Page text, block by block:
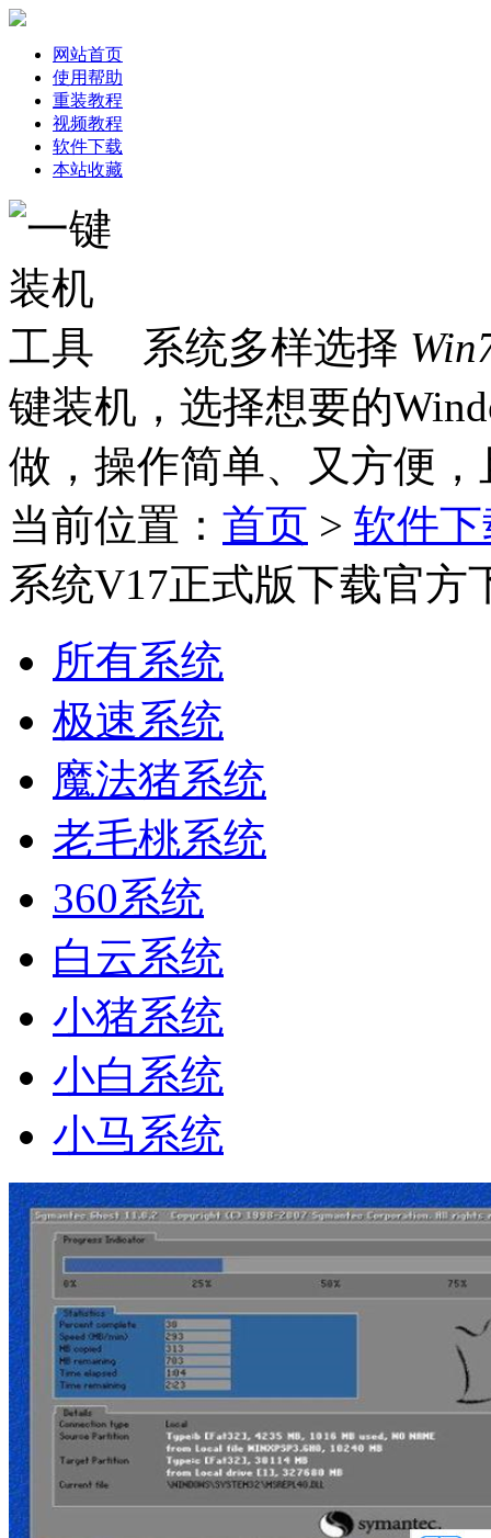
网站首页
使用帮助
重装教程
视频教程
软件下载
本站收藏
系统多样选择
键装机，选择想要的
做，操作简单、又方便
当前位置： 首页 > 软件
系统V17正式版下载官方
所有系统
极速系统
魔法猪系统
老毛桃系统
360系统
白云系统
小猪系统
小白系统
小马系统